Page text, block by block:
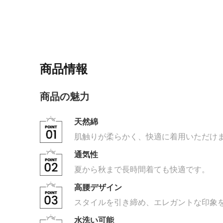
商品情報
商品の魅力
天然綿
肌触りが柔らかく、快適に着用いただけ
通気性
夏から秋まで長時間着ても快適です。
高腰デザイン
スタイルを引き締め、エレガントな印象
水洗い可能